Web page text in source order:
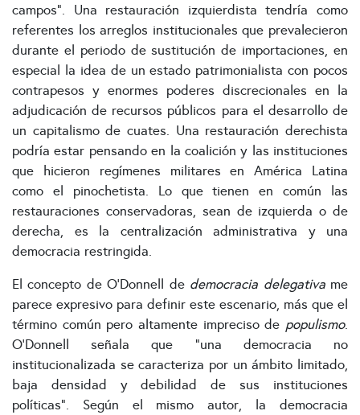
campos”. Una restauración izquierdista tendría como
referentes los arreglos institucionales que prevalecieron
durante el periodo de sustitución de importaciones, en
especial la idea de un estado patrimonialista con pocos
contrapesos y enormes poderes discrecionales en la
adjudicación de recursos públicos para el desarrollo de
un capitalismo de cuates. Una restauración derechista
podría estar pensando en la coalición y las instituciones
que hicieron regímenes militares en América Latina
como el pinochetista. Lo que tienen en común las
restauraciones conservadoras, sean de izquierda o de
derecha, es la centralización administrativa y una
democracia restringida.
El concepto de O’Donnell de democracia delegativame
parece expresivo para definir este escenario, más que el
término común pero altamente impreciso de populismo.
O’Donnell señala que “una democracia no
institucionalizada se caracteriza por un ámbito limitado,
baja densidad y debilidad de sus instituciones
políticas”. Según el mismo autor, la democracia